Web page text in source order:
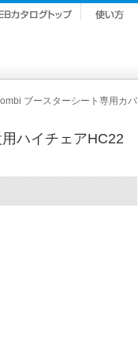
ブースターシート専用カバ
ハイチェアHC22